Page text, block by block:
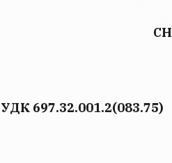
УДК 697.32.001.2(083.75)